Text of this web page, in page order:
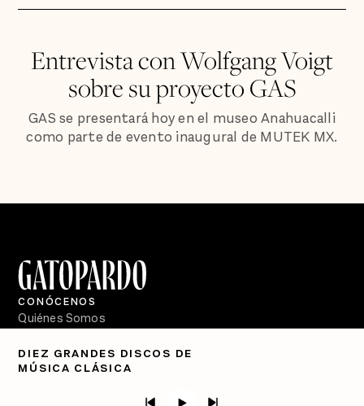
Entrevista con Wolfgang Voigt
sobre su proyecto GAS
GAS se presentará hoy en el museo Anahuacalli
como parte de evento inaugural de MUTEK MX.
DIEZ GRANDES DISCOS DE
MÚSICA CLÁSICA
CONÓCENOS
Quiénes Somos
PÓDCASTS